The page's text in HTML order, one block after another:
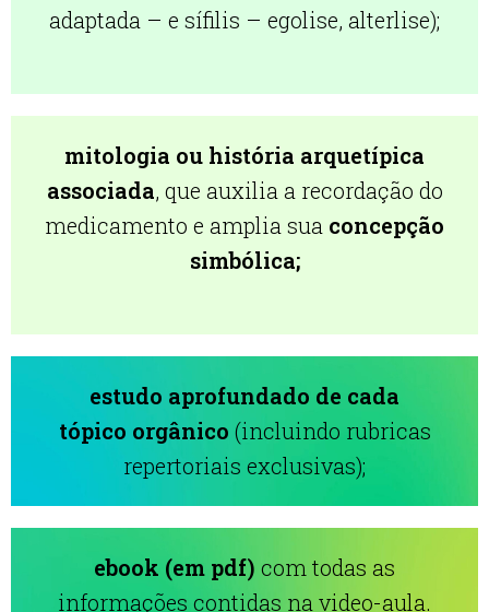
adaptada – e sífilis – egolise, alterlise);
mitologia ou história arquetípica
associada, que auxilia a recordação do
medicamento e amplia sua concepção
simbólica;
estudo aprofundado de cada
tópico orgânico (incluindo rubricas
repertoriais exclusivas);
ebook (em pdf) com todas as
informações contidas na video-aula.